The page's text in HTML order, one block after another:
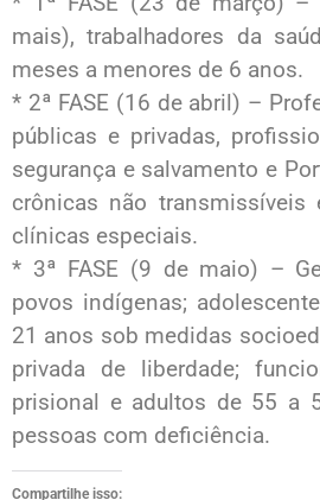
mais), trabalhadores da
meses a menores de 6 anos.
* 2ª FASE (16 de abril) –
públicas e privadas,
segurança e salvamento e
crônicas não transmissíveis
clínicas especiais.
* 3ª FASE (9 de maio) –
povos indígenas;
21 anos sob medidas
privada de liberdade;
prisional e adultos de 55 a
pessoas com deficiência.
Compartilhe isso: